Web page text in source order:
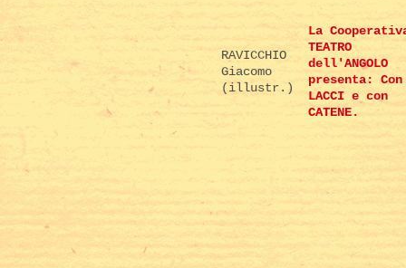
RAVICCHIO
Giacomo
(illustr.)
La
TEATRO
dell'ANGOLO
presenta: Con
LACCI e con
CATENE.